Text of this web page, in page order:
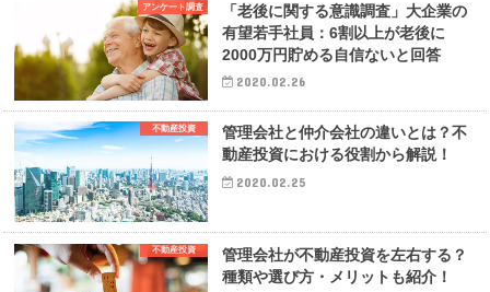
アンケート調査
「老後に関する意識調査」大企業の
有望若手社員：6割以上が老後に
2000万円貯める自信ないと回答
2020.02.26
不動産投資
管理会社と仲介会社の違いとは？不
動産投資における役割から解説！
2020.02.25
不動産投資
管理会社が不動産投資を左右する？
種類や選び方・メリットも紹介！